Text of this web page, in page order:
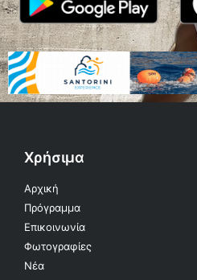
Χρήσιμα
Αρχική
Πρόγραμμα
Επικοινωνία
Φωτογραφίες
Νέα